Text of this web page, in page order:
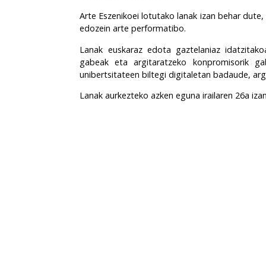
Arte Eszenikoei lotutako lanak izan behar
edozein arte performatibo.
Lanak euskaraz edota gaztelaniaz
gabeak eta argitaratzeko konpromisorik
unibertsitateen biltegi digitaletan badaude,
Lanak aurkezteko azken eguna irailaren 26a